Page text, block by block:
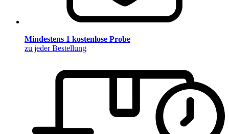
Mindestens 1 kostenlose Probe
zu jeder Bestellung